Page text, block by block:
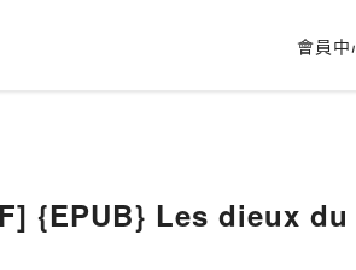
會員中
{EPUB} Les dieux